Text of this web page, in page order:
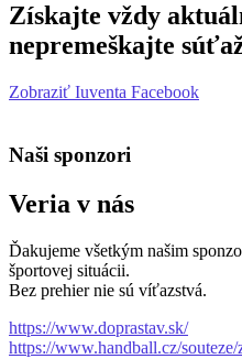
Získajte vždy
nepremeškajte
Zobraziť Iuventa Facebook
Naši sponzori
Veria v nás
Ďakujeme všetkým našim
športovej situácii.
Bez prehier nie sú víťazstvá.
https://www.doprastav.sk/
https://www.handball.cz/